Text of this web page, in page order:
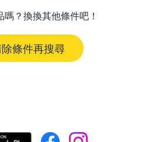
嗎？換換其他條件吧！
條件再搜尋